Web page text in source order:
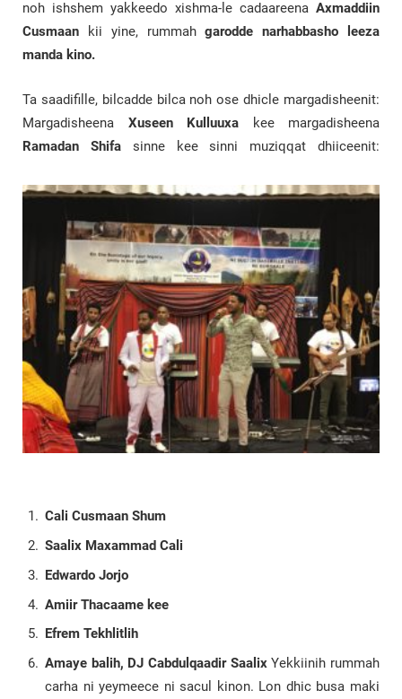
noh ishshem yakkeedo xishma-le cadaareena Axmaddiin
Cusmaan kii yine, rummahgarodde narhabbasho leeza
manda kino.
Ta saadifille, bilcadde bilca noh ose dhicle margadisheenit:
Margadisheena Xuseen Kulluuxa kee margadisheena
Ramadan Shifasinne kee sinni muziqqat dhiiceenit:
Cali Cusmaan Shum
Saalix Maxammad Cali
Edwardo Jorjo
Amiir Thacaame kee
Efrem Tekhlitlih
Amaye balih, DJ Cabdulqaadir SaalixYekkiinih rummah
carha ni yeymeece ni sacul kinon. Lon dhic busa maki